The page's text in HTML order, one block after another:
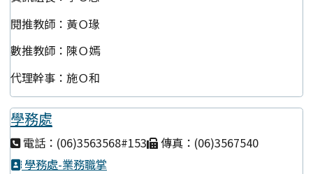
閱推教師：黃Ｏ瑑
數推教師：陳Ｏ嫣
代理幹事：施Ｏ和
學務處
電話：(06)3563568#153
傳真：(06)3567540
學務處-業務職掌